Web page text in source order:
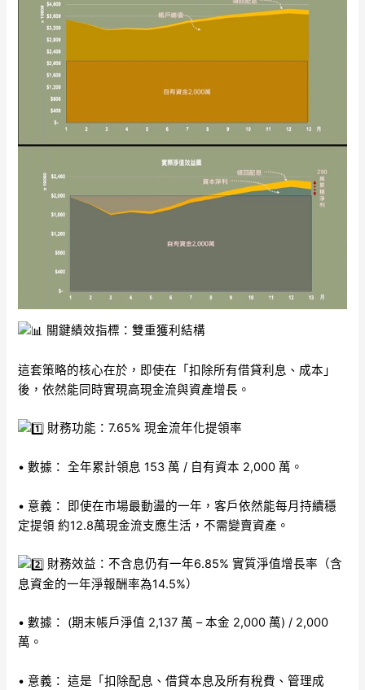
關鍵績效指標：雙重獲利結構
這套策略的核心在於，即使在「扣除所有借貸利息、成本」
後，依然能同時實現高現金流與資產增長。
財務功能：7.65% 現金流年化提領率
• 數據： 全年累計領息 153 萬 / 自有資本 2,000 萬。
• 意義： 即使在市場最動盪的一年，客戶依然能每月持續穩
定提領 約12.8萬現金流支應生活，不需變賣資產。
財務效益：不含息仍有一年6.85% 實質淨值增長率（含
息資金的一年淨報酬率為14.5%）
• 數據： (期末帳戶淨值 2,137 萬 – 本金 2,000 萬) / 2,000
萬。
• 意義： 這是「扣除配息、借貸本息及所有稅費、管理成